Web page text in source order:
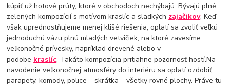
kúpiť už hotové prúty, ktoré v obchodoch nechýbajú. Bývajú plné
zelených kompozícií s motívom kraslíc a sladkých zajačikov. Keď
však uprednostňujeme menej klišé riešenia, oplatí sa zvoliť veľkú
jednoduchú vázu plnú mladých vetvičiek, na ktoré zavesíme
veľkonočné prívesky, napríklad drevené alebo v
podobe kraslíc. Takáto kompozícia pritiahne pozornosť hostí.Na
navodenie veľkonočnej atmosféry do interiéru sa oplatí ozdobiť
parapety, komody, police – skrátka – všetky rovné plochy. Práve tu